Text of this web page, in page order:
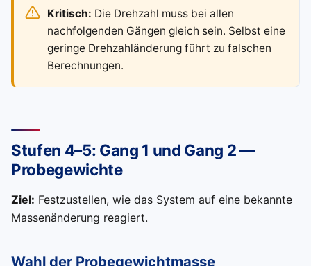
Kritisch: Die Drehzahl muss bei allen
nachfolgenden Gängen gleich sein. Selbst eine
geringe Drehzahländerung führt zu falschen
Berechnungen.
Stufen 4–5: Gang 1 und Gang 2 —
Probegewichte
Ziel: Festzustellen, wie das System auf eine bekannte
Massenänderung reagiert.
Wahl der Probegewichtmasse